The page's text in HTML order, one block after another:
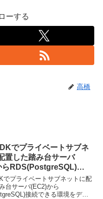
ーする
高橋
でプライベートサブネ
置した踏み台サーバ
らRDS(PostgreSQL)接
環境をデプロイする方法
でプライベートサブネットに配
台サーバ(EC2)から
接続できる環境をデプ